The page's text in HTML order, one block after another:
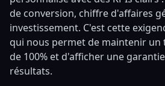
de conversion, chiffre d'affaires
investissement. C'est cette
qui nous permet de maintenir un
de 100% et d'afficher une
résultats.